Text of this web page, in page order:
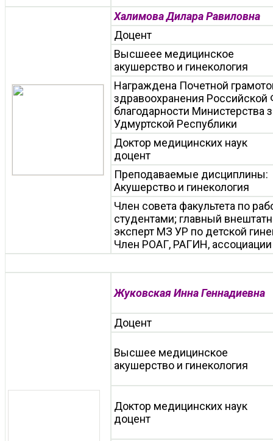
Халимова Дилара Равиловна
Доцент
Высшеее медицинское
акушерство и гинекология
Награждена Почетной
здравоохранения Российской
благодарности Министерства
Удмуртской Республики
Доктор медицинских наук
доцент
Преподаваемые дисциплины:
Акушерство и гинекология
Член совета факультета по
студентами; главный
эксперт МЗ УР по детской
Член РОАГ, РАГИН,
Жуковская Инна Геннадиевна
Доцент
Высшее медицинское
акушерство и гинекология
Доктор медицинских наук
доцент